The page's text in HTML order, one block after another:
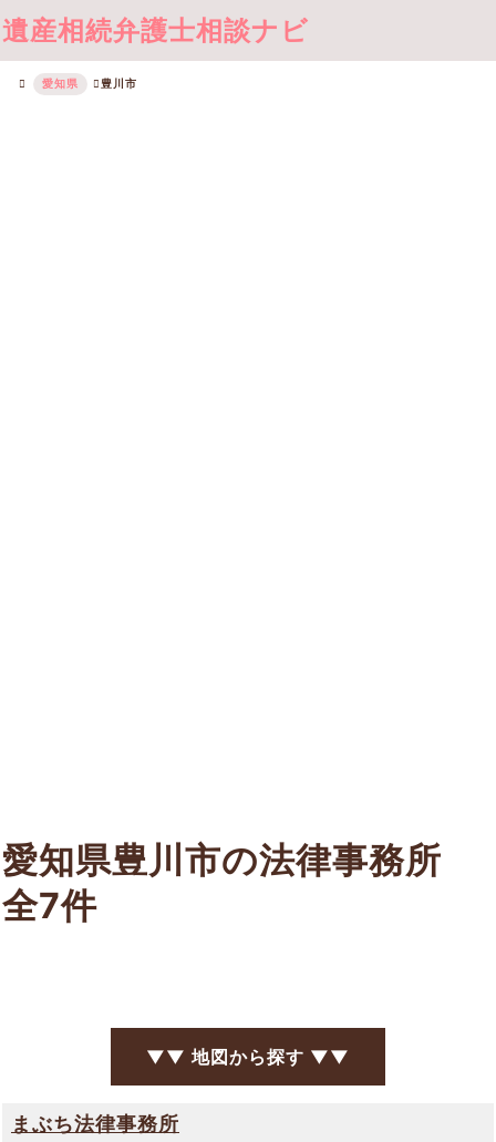
遺産相続弁護士相談ナビ
愛知県 豊川市
愛知県豊川市の法律事務所
全7件
▼▼ 地図から探す ▼▼
まぶち法律事務所